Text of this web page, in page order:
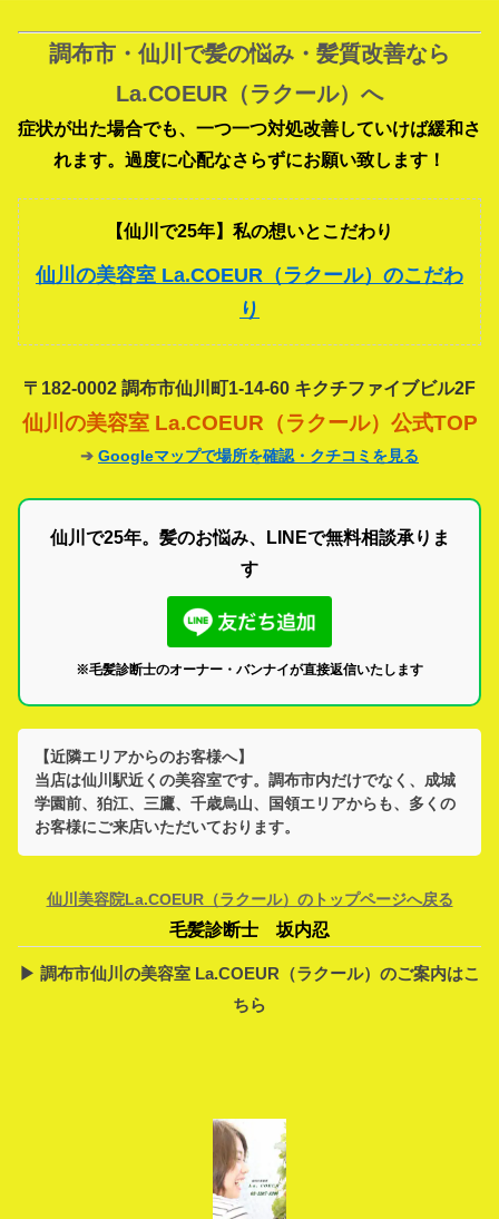
調布市・仙川で髪の悩み・髪質改善なら
La.COEUR（ラクール）へ
症状が出た場合でも、一つ一つ対処改善していけば緩和さ
れます。過度に心配なさらずにお願い致します！
【仙川で25年】私の想いとこだわり
仙川の美容室 La.COEUR（ラクール）のこだわ
り
〒182-0002 調布市仙川町1-14-60 キクチファイブビル2F
仙川の美容室 La.COEUR（ラクール）公式TOP
➔ Googleマップで場所を確認・クチコミを見る
仙川で25年。髪のお悩み、LINEで無料相談承りま
す
※毛髪診断士のオーナー・バンナイが直接返信いたします
【近隣エリアからのお客様へ】
当店は仙川駅近くの美容室です。 調布市内だけでなく、 成城
学園前、狛江、三鷹、千歳烏山、国領エリアからも、多くの
お客様にご来店いただいております。
仙川美容院La.COEUR（ラクール）のトップページへ戻る
毛髪診断士 坂内忍
▶︎ 調布市仙川の美容室 La.COEUR（ラクール）のご案内はこ
ちら